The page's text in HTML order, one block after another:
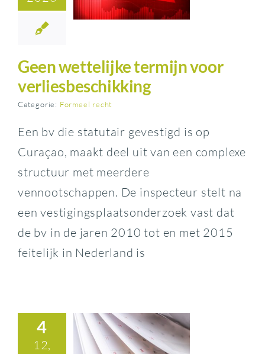
Geen wettelijke termijn voor
verliesbeschikking
Categorie: Formeel recht
Een bv die statutair gevestigd is op
Curaçao, maakt deel uit van een complexe
structuur met meerdere
vennootschappen. De inspecteur stelt na
een vestigingsplaatsonderzoek vast dat
de bv in de jaren 2010 tot en met 2015
feitelijk in Nederland is
4
12,